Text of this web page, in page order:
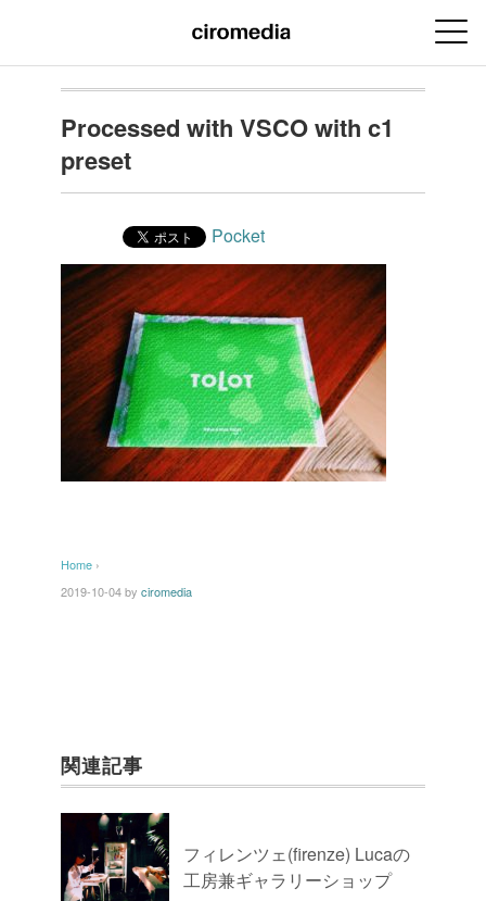
Processed with VSCO with c1
preset
Pocket
Home ›
2019-10-04by ciromedia
関連記事
フィレンツェ(firenze) Lucaの
工房兼ギャラリーショップ